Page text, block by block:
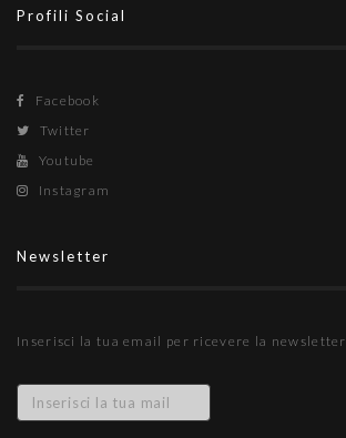
Profili Social
Facebook
Twitter
Youtube
Instagram
Newsletter
Inserisci la tua email per ricevere la newsletter